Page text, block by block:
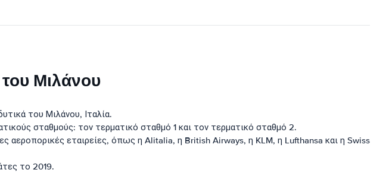
Μιλάνου
του Μιλάνου, Ιταλία.
σταθμούς: τον τερματικό σταθμό 1 και τον τερματικό σταθμό 2.
αεροπορικές εταιρείες, όπως η Alitalia, η British Airways, η KLM, η Lufthansa και η Swiss
το 2019.